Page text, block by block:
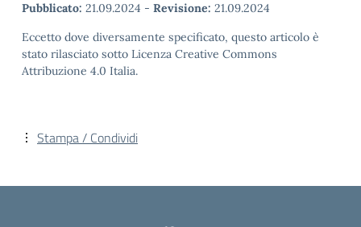
Pubblicato: 21.09.2024 - Revisione: 21.09.2024
Eccetto dove diversamente specificato, questo articolo è
stato rilasciato sotto Licenza Creative Commons
Attribuzione 4.0 Italia.
Stampa / Condividi